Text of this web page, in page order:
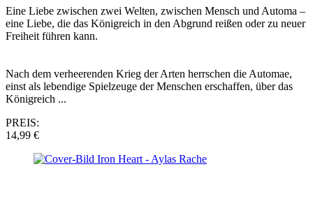
Eine Liebe zwischen zwei Welten, zwischen Mensch und Automa –
eine Liebe, die das Königreich in den Abgrund reißen oder zu neuer
Freiheit führen kann.
Nach dem verheerenden Krieg der Arten herrschen die Automae,
einst als lebendige Spielzeuge der Menschen erschaffen, über das
Königreich ...
PREIS:
14,99 €